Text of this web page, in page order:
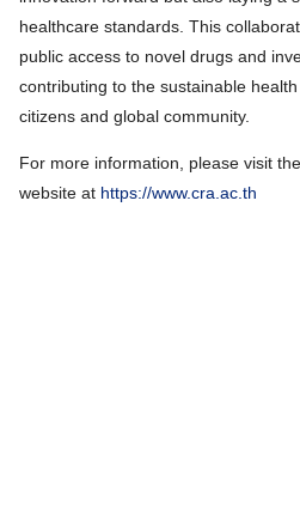
healthcare standards. This
public access to novel drugs and
contributing to the sustainable
citizens and global community.
For more information, please visit the
website at https://www.cra.ac.th